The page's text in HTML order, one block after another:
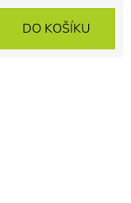
DO KOŠÍKU